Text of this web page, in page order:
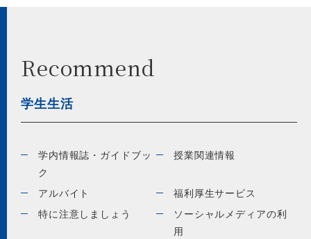
Recommend
学生生活
学内情報誌・ガイドブッ
ク
授業関連情報
アルバイト
福利厚生サービス
特に注意しましょう
ソーシャルメディアの利
用